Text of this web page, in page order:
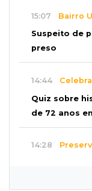
15:07 Bairro
Suspeito de
preso
14:44
Quiz sobre
de 72 anos
14:28